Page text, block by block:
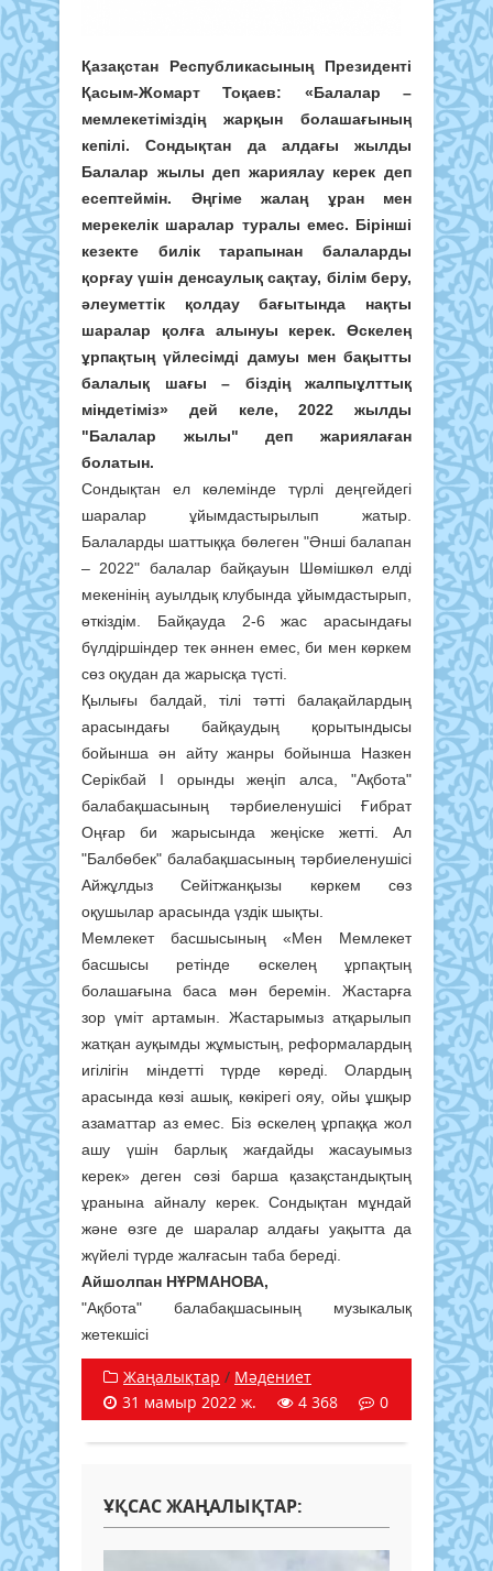
Қазақстан Республикасының Президенті
Қасым-Жомарт Тоқаев: «Балалар –
мемлекетіміздің жарқын болашағының
кепілі. Сондықтан да алдағы жылды
Балалар жылы деп жариялау керек деп
есептеймін. Әңгіме жалаң ұран мен
мерекелік шаралар туралы емес. Бірінші
кезекте билік тарапынан балаларды
қорғау үшін денсаулық сақтау, білім беру,
әлеуметтік қолдау бағытында нақты
шаралар қолға алынуы керек. Өскелең
ұрпақтың үйлесімді дамуы мен бақытты
балалық шағы – біздің жалпыұлттық
міндетіміз» дей келе, 2022 жылды
"Балалар жылы" деп жариялаған
болатын.
Сондықтан ел көлемінде түрлі деңгейдегі
шаралар ұйымдастырылып жатыр.
Балаларды шаттыққа бөлеген "Әнші балапан
– 2022" балалар байқауын Шөмішкөл елді
мекенінің ауылдық клубында ұйымдастырып,
өткіздім. Байқауда 2-6 жас арасындағы
бүлдіршіндер тек әннен емес, би мен көркем
сөз оқудан да жарысқа түсті.
Қылығы балдай, тілі тәтті балақайлардың
арасындағы байқаудың қорытындысы
бойынша ән айту жанры бойынша Назкен
Серікбай І орынды жеңіп алса, "Ақбота"
балабақшасының тәрбиеленушісі Ғибрат
Оңғар би жарысында жеңіске жетті. Ал
"Балбөбек" балабақшасының тәрбиеленушісі
Айжұлдыз Сейітжанқызы көркем сөз
оқушылар арасында үздік шықты.
Мемлекет басшысының «Мен Мемлекет
басшысы ретінде өскелең ұрпақтың
болашағына баса мән беремін. Жастарға
зор үміт артамын. Жастарымыз атқарылып
жатқан ауқымды жұмыстың, реформалардың
игілігін міндетті түрде көреді. Олардың
арасында көзі ашық, көкірегі ояу, ойы ұшқыр
азаматтар аз емес. Біз өскелең ұрпаққа жол
ашу үшін барлық жағдайды жасауымыз
керек» деген сөзі барша қазақстандықтың
ұранына айналу керек. Сондықтан мұндай
және өзге де шаралар алдағы уақытта да
жүйелі түрде жалғасын таба береді.
Айшолпан НҰРМАНОВА,
"Ақбота" балабақшасының музыкалық
жетекшісі
Жаңалықтар / Мәдениет
31 мамыр 2022 ж.
4 368 0
ҰҚСАС ЖАҢАЛЫҚТАР: